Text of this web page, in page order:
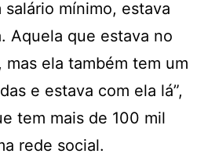
mínimo, estava
Aquela que estava no
mas ela também tem um
e estava com ela lá”,
tem mais de 100 mil
rede social.